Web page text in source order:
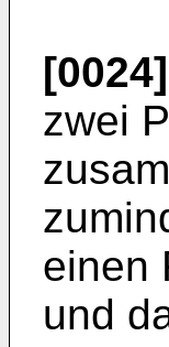
[0024]
zwei
einen
und